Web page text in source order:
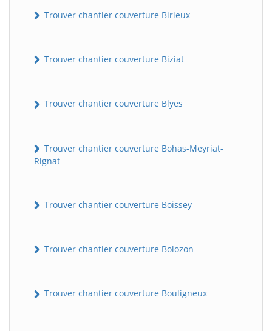
Trouver chantier couverture Birieux
Trouver chantier couverture Biziat
Trouver chantier couverture Blyes
Trouver chantier couverture Bohas-Meyriat-
Rignat
Trouver chantier couverture Boissey
Trouver chantier couverture Bolozon
Trouver chantier couverture Bouligneux